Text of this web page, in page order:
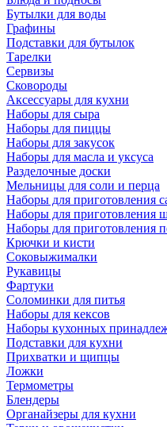
Бутылки для воды
Графины
Подставки для бутылок
Тарелки
Сервизы
Сковороды
Аксессуары для кухни
Наборы для сыра
Наборы для пиццы
Наборы для закусок
Наборы для масла и уксуса
Разделочные доски
Мельницы для соли и перца
Наборы для приготовления
Наборы для приготовления
Наборы для приготовления
Крючки и кисти
Соковыжималки
Рукавицы
Фартуки
Соломинки для питья
Наборы для кексов
Наборы кухонных
Подставки для кухни
Прихватки и щипцы
Ложки
Термометры
Блендеры
Органайзеры для кухни